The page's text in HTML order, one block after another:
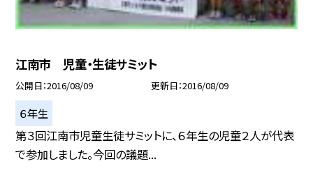
江南市 児童・生徒サミット
公開日 2016/08/09 更新日 2016/08/09
６年生
第３回江南市児童生徒サミットに、６年生の児童２人が代表
で参加しました。今回の議題...